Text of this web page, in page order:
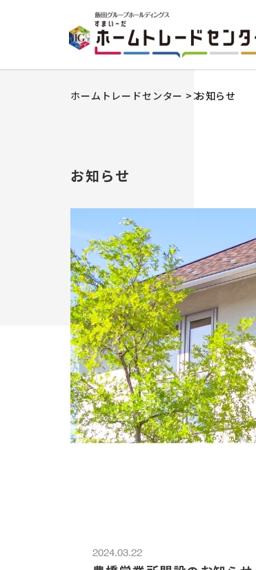
ホームトレードセンター >お知らせ
お知らせ
2024.03.22